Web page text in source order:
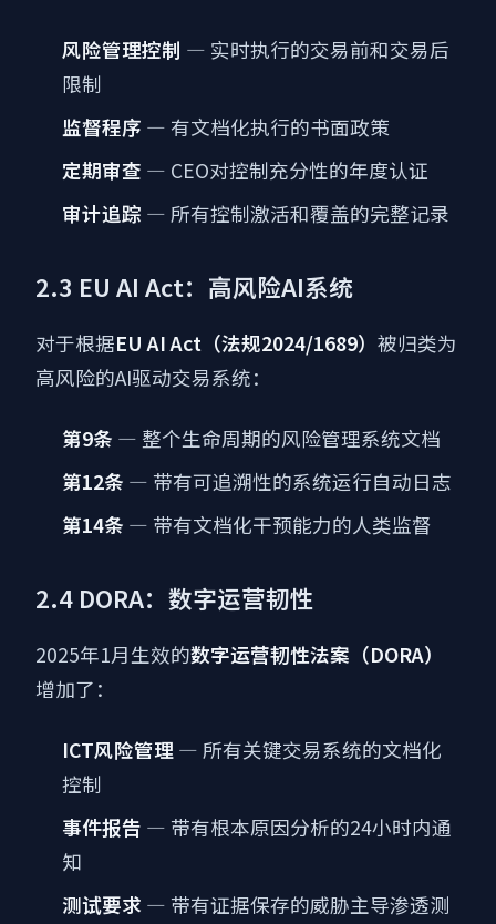
风险管理控制 — 实时执行的交易前和交易后
限制
监督程序 — 有文档化执行的书面政策
定期审查 — CEO对控制充分性的年度认证
审计追踪 — 所有控制激活和覆盖的完整记录
2.3 EU AI Act：高风险AI系统
对于根据EU AI Act（法规2024/1689） 被归类为
高风险的AI驱动交易系统：
第9条 — 整个生命周期的风险管理系统文档
第12条 — 带有可追溯性的系统运行自动日志
第14条 — 带有文档化干预能力的人类监督
2.4 DORA：数字运营韧性
2025年1月生效的数字运营韧性法案（DORA）
增加了：
ICT风险管理 — 所有关键交易系统的文档化
控制
事件报告 — 带有根本原因分析的24小时内通
知
测试要求 — 带有证据保存的威胁主导渗透测